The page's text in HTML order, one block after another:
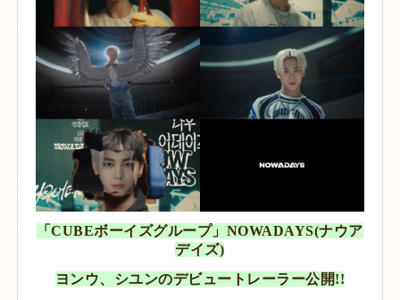
「CUBEボーイズグループ」NOWADAYS(ナウア
デイズ)
ヨンウ、シユンのデビュートレーラー公開!!